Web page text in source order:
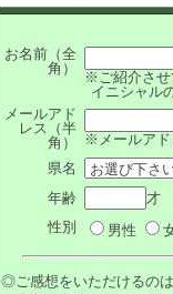
お名前（全
角）
※ご紹介させ
イニシャル
メールアド
レス（半
角）
※メールアド
県名
年齢
才
性別
男性
◎ご感想をいただけるの